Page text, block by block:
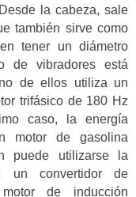
la cabeza, sale
también sirve como
tener un diámetro
de vibradores está
de ellos utiliza un
trifásico de 180 Hz
caso, la energía
motor de gasolina
puede utilizarse la
un convertidor de
de inducción